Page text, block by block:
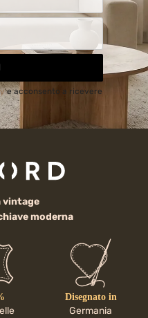
e acconsento a ricevere
vintage
moderna
Disegnato in
Germania